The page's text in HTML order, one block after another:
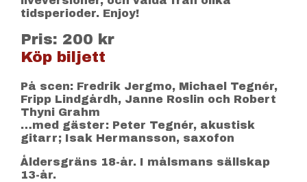
tidsperioder. Enjoy!
Pris: 200 kr
Köp biljett
På scen: Fredrik Jergmo, Michael Tegnér,
Fripp Lindgårdh, Janne Roslin och Robert
Thyni Grahm
…med gäster: Peter Tegnér, akustisk
gitarr; Isak Hermansson, saxofon
Åldersgräns 18-år. I målsmans sällskap
13-år.